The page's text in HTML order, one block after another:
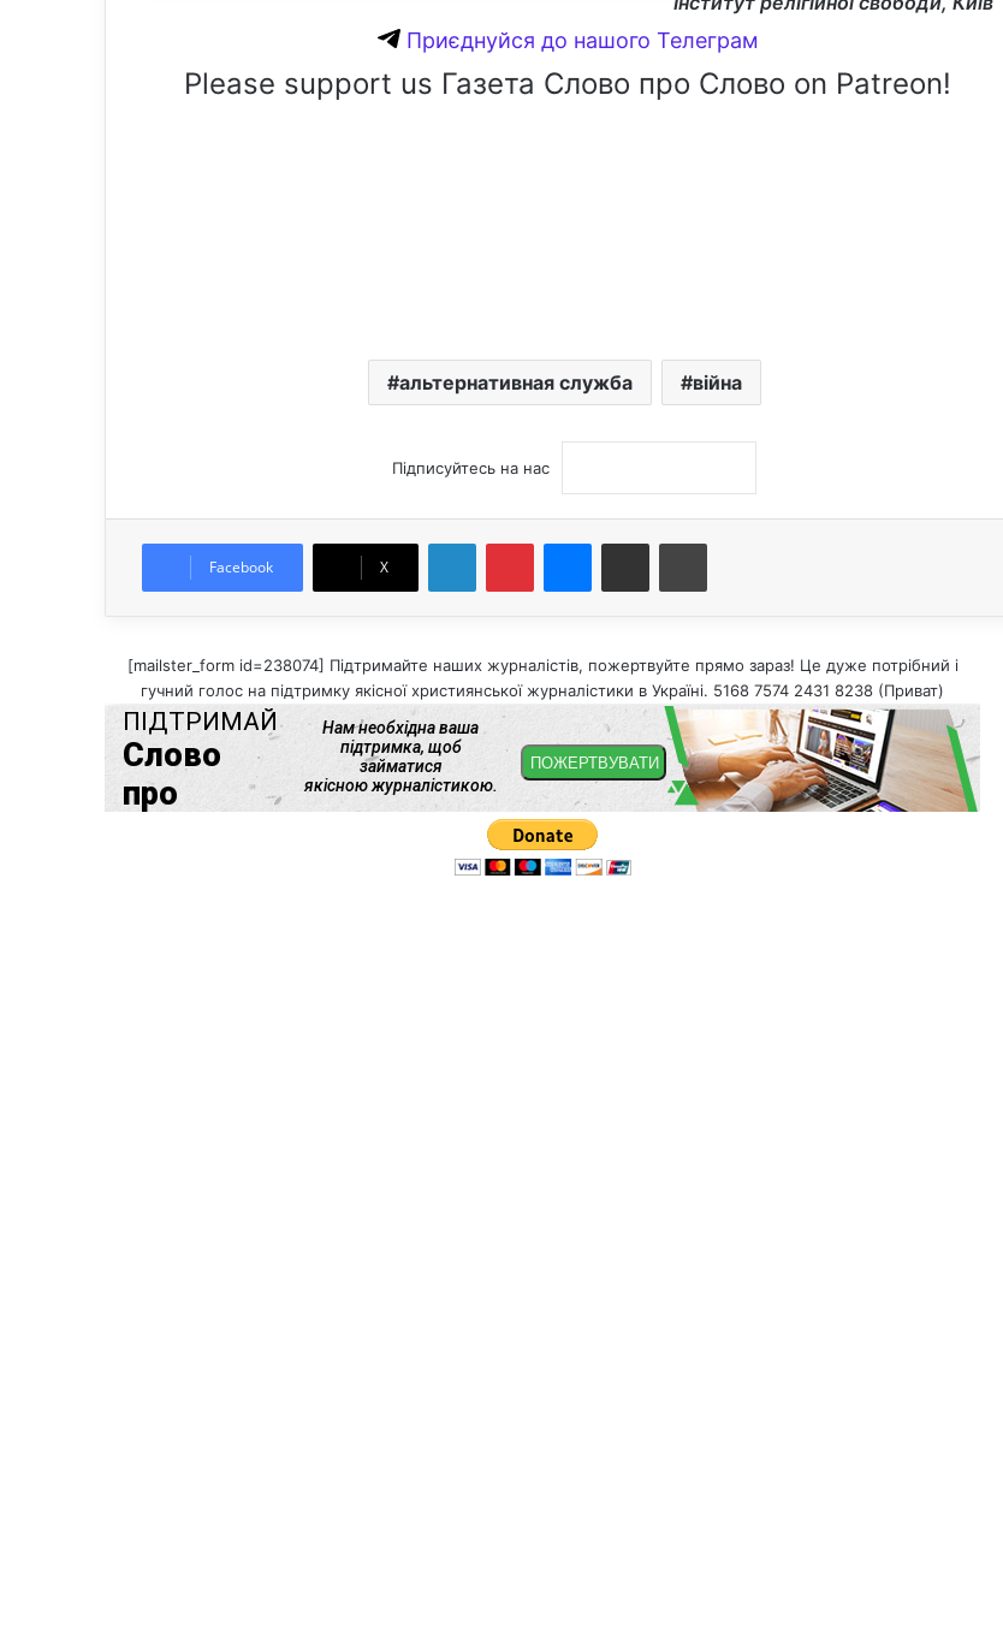
Приєднуйся до нашого Телеграм
Please support us Газета Слово про Слово on Patreon!
альтернативная служба війна
Підписуйтесь на нас
Facebook X
Поділитися електронною поштою
[mailster_form id=238074] Підтримайте наших журналістів, пожертвуйте прямо зараз! Це дуже потрібний і
гучний голос на підтримку якісної християнської журналістики в Україні. 5168 7574 2431 8238 (Приват)